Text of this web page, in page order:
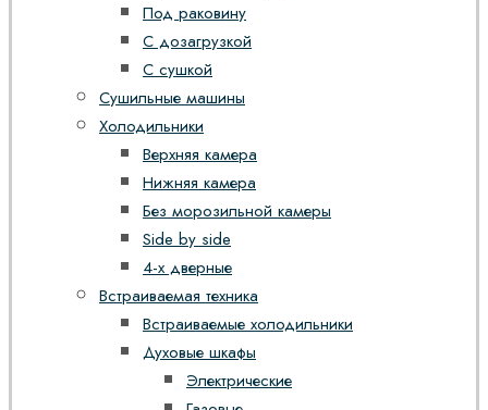
Под раковину
С дозагрузкой
С сушкой
Сушильные машины
Холодильники
Верхняя камера
Нижняя камера
Без морозильной камеры
Side by side
4-х дверные
Встраиваемая техника
Встраиваемые холодильники
Духовые шкафы
Электрические